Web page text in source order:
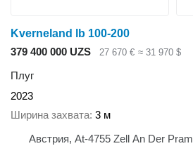
Kverneland lb 100-200
379 400 000 UZS
27 670 € ≈ 31 970 $
Плуг
2023
Ширина захвата 3 м
Австрия, At-4755 Zell An Der Pram